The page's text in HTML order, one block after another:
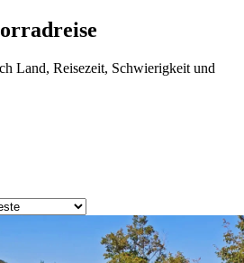
Land, Reisezeit, Schwierigkeit und